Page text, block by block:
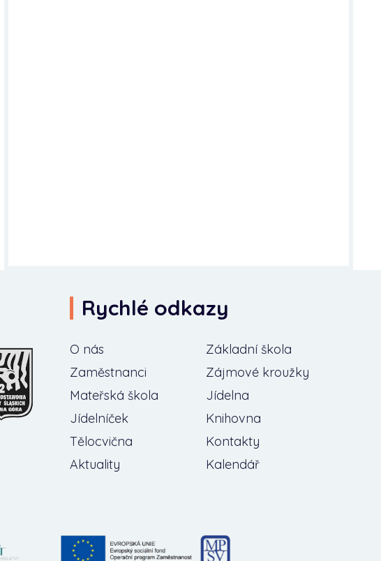
Rychlé odkazy
O nás
Základní škola
Zaměstnanci
Zájmové kroužky
Mateřská škola
Jídelna
Jídelníček
Knihovna
Tělocvična
Kontakty
Aktuality
Kalendář